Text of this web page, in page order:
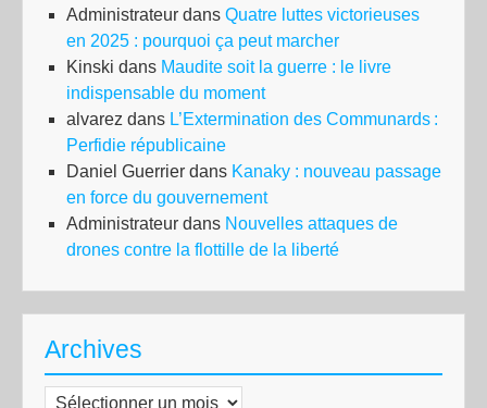
Administrateur dans Quatre luttes victorieuses
en 2025 : pourquoi ça peut marcher
Kinski dans Maudite soit la guerre : le livre
indispensable du moment
alvarez dans L’Extermination des Communards :
Perfidie républicaine
Daniel Guerrier dans Kanaky : nouveau passage
en force du gouvernement
Administrateur dans Nouvelles attaques de
drones contre la flottille de la liberté
Archives
Archives